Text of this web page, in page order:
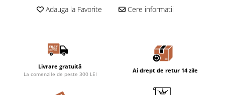
Adauga la Favorite Cere informatii
Livrare gratuită
La comenzile de peste 300 LEI
Ai drept de retur 14 zile